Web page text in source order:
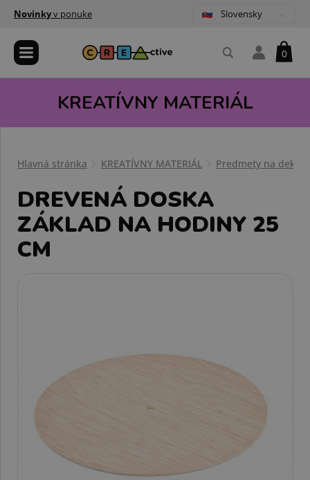
Novinkyv ponuke Slovensky
0
KREATÍVNY MATERIÁL
Hlavná stránka KREATÍVNY MATERIÁL Predmety na
DREVENÁ DOSKA
ZÁKLAD NA HODINY 25
CM